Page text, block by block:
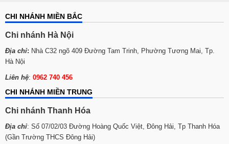
CHI NHÁNH MIỀN BẮC
Chi nhánh Hà Nội
Địa chỉ: Nhà C32 ngõ 409 Đường Tam Trinh, Phường Tương Mai, Tp.
Hà Nội
Liên hệ: 0962 740 456
CHI NHÁNH MIỀN TRUNG
Chi nhánh Thanh Hóa
Địa chỉ: Số 07/02/03 Đường Hoàng Quốc Việt, Đông Hải, Tp Thanh Hóa
(Gần Trường THCS Đông Hải)